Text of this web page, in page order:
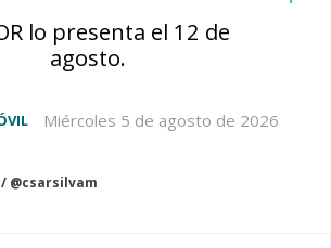
lo presenta el 12 de
agosto.
Miércoles 5 de agosto de 2026
@csarsilvam